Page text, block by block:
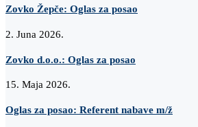
Zovko Žepče: Oglas za posao
2. Juna 2026.
Zovko d.o.o.: Oglas za posao
15. Maja 2026.
Oglas za posao: Referent nabave m/ž